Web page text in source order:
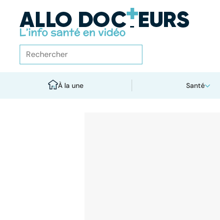
À la une Santé